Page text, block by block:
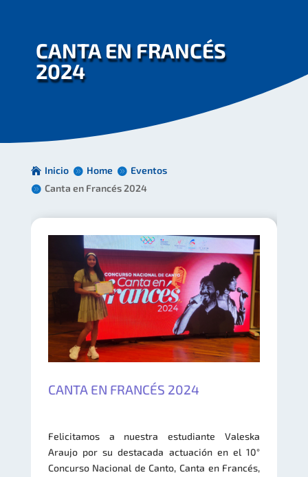
CANTA EN FRANCÉS
2024
Inicio Home
Eventos
Canta en Francés 2024
CANTA EN FRANCÉS 2024
Felicitamos a nuestra estudiante Valeska
Araujo por su destacada actuación en el 10°
Concurso Nacional de Canto, Canta en Francés,